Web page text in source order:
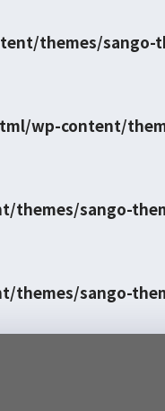
themes/
wp-content/
themes/sango-
themes/sango-